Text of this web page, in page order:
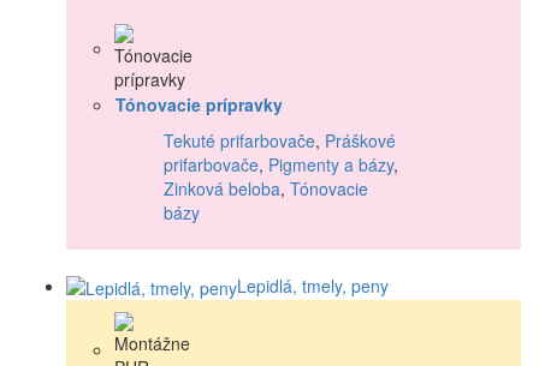
Tónovacie prípravky
Tekuté prifarbovače, Práškové
prifarbovače, Pigmenty a bázy,
Zinková beloba, Tónovacie
bázy
Lepidlá, tmely, peny